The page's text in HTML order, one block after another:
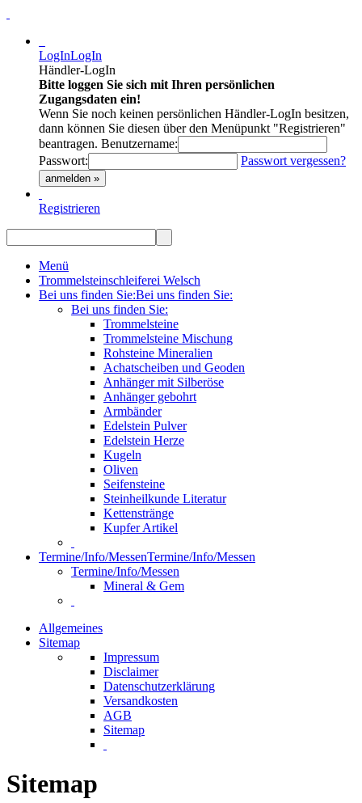
LogInLogIn
Händler-LogIn
Bitte loggen Sie sich mit Ihren persönlichen
Zugangsdaten ein!
Wenn Sie noch keinen persönlichen Händler-LogIn besitzen,
dann können Sie diesen über den Menüpunkt "Registrieren"
beantragen. Benutzername:
Passwort:
Passwort vergessen?
anmelden »
Registrieren
Menü
Trommelsteinschleiferei Welsch
Bei uns finden Sie:Bei uns finden Sie:
Bei uns finden Sie:
Trommelsteine
Trommelsteine Mischung
Rohsteine Mineralien
Achatscheiben und Geoden
Anhänger mit Silberöse
Anhänger gebohrt
Armbänder
Edelstein Pulver
Edelstein Herze
Kugeln
Oliven
Seifensteine
Steinheilkunde Literatur
Kettenstränge
Kupfer Artikel
Termine/Info/MessenTermine/Info/Messen
Termine/Info/Messen
Mineral & Gem
Allgemeines
Sitemap
Impressum
Disclaimer
Datenschutzerklärung
Versandkosten
AGB
Sitemap
Sitemap